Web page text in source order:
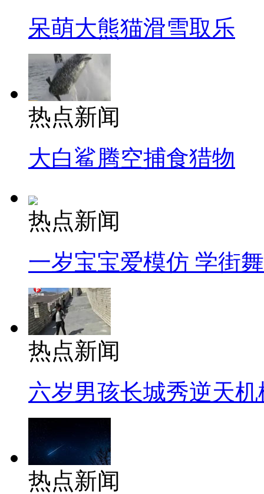
呆萌大熊猫滑雪取乐
热点新闻
大白鲨腾空捕食猎物
热点新闻
一岁宝宝爱模仿 学街
热点新闻
六岁男孩长城秀逆天机
热点新闻